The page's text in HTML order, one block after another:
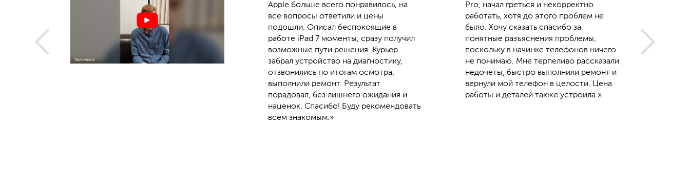
Apple больше всего понравилось, на
все вопросы ответили и цены
подошли. Описал беспокоящие в
работе iPad 7 моменты, сразу получил
возможные пути решения. Курьер
забрал устройство на диагностику,
отзвонились по итогам осмотра,
выполнили ремонт. Результат
порадовал, без лишнего ожидания и
наценок. Спасибо! Буду рекомендовать
всем знакомым.»
Pro, начал греться и некорректно
работать, хотя до этого проблем не
было. Хочу сказать спасибо за
понятные разъяснения проблемы,
поскольку в начинке телефонов ничего
не понимаю. Мне терпеливо рассказали
недочеты, быстро выполнили ремонт и
вернули мой телефон в целости. Цена
работы и деталей также устроила.»